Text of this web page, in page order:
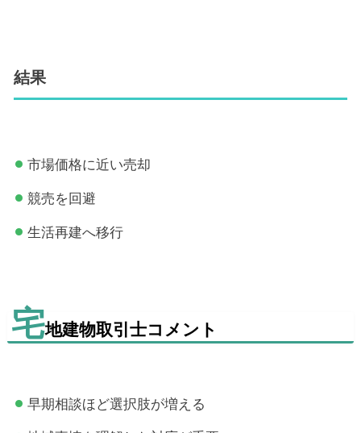
結果
市場価格に近い売却
競売を回避
生活再建へ移行
宅地建物取引士コメント
早期相談ほど選択肢が増える